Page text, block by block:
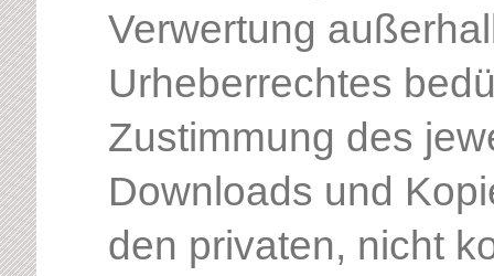
Verwertung
Urheberrechtes
Zustimmung des
Downloads und
den privaten, nicht